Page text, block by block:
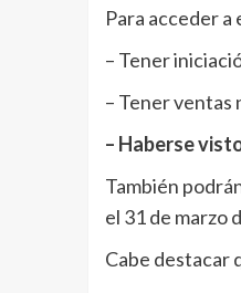
Para acceder
– Tener
– Tener ventas
– Haberse
También
el 31 de marzo
Cabe destacar